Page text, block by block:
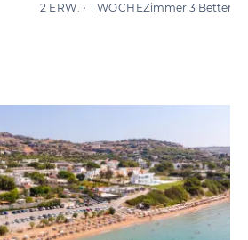
2 ERW. • 1 WOCHEZimmer 3 Betten